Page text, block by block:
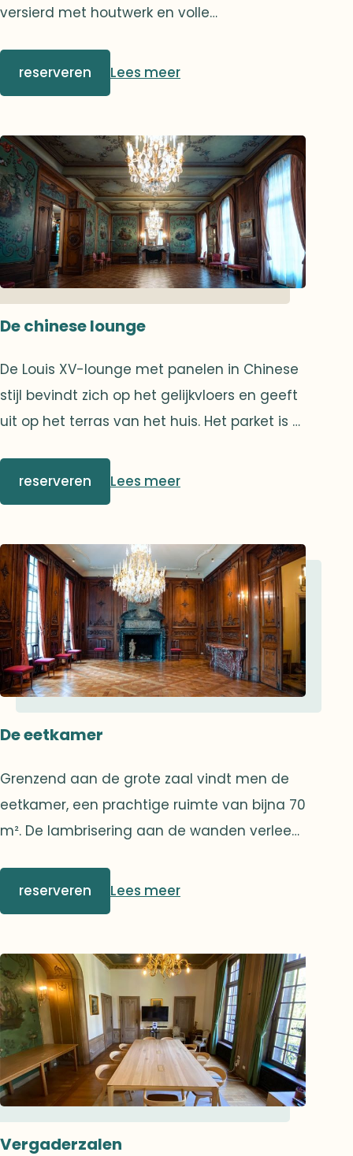
versierd met houtwerk en volle
of een gesprek. Een tweede - discrete -
deur leidt naar de grote zaal en versterkt
op het gelijkvloers.De bibliotheeklounge leent
zich perfect voor diners in kleine groepen,
waar u een gezellig moment kunt delen in
een gedempte en warme sfeer.
reserveren Lees meer
De chinese lounge
De Louis XV-lounge met panelen in Chinese
stijl bevindt zich op het gelijkvloers en geeft
uit op het terras van het huis. Het parket is er
reserveren
Lees meer
De eetkamer
Grenzend aan de grote zaal vindt men de
eetkamer, een prachtige ruimte van bijna 70
m². De lambrisering aan de wanden verleent
tweede, zeer discrete deur maakt het de
cateraar mogelijk om alle gasten te kunnen
genodigden te belemmeren.
reserveren Lees meer
Vergaderzalen